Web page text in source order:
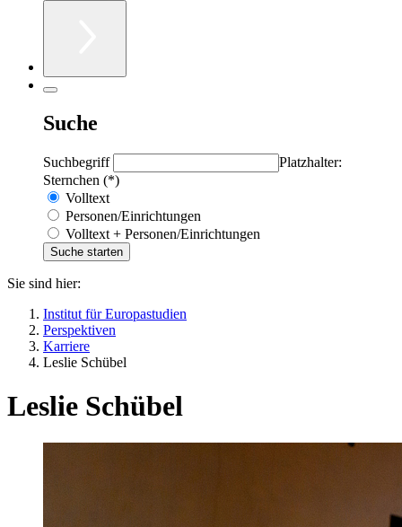
Suche
Suchbegriff
Platzhalter:
Sternchen (*)
Volltext
Personen/Einrichtungen
Volltext + Personen/Einrichtungen
Sie sind hier:
Institut für Europastudien
Perspektiven
Karriere
Leslie Schübel
Leslie Schübel